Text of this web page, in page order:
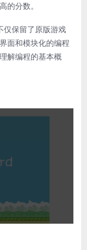
的分数。
仅保留了原版游戏
面和模块化的编程
解编程的基本概